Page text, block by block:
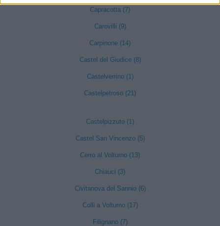
Capracotta (7)
Carovilli (9)
Carpinone (14)
Castel del Giudice (8)
Castelverrino (1)
Castelpetroso (21)
Castelpizzuto (1)
Castel San Vincenzo (5)
Cerro al Volturno (13)
Chiauci (3)
Civitanova del Sannio (6)
Colli a Volturno (17)
Filignano (7)